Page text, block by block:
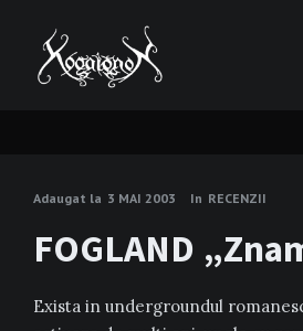
Adaugat la 3 MAI 2003 In RECENZII
FOGLAND
Exista in undergroundul